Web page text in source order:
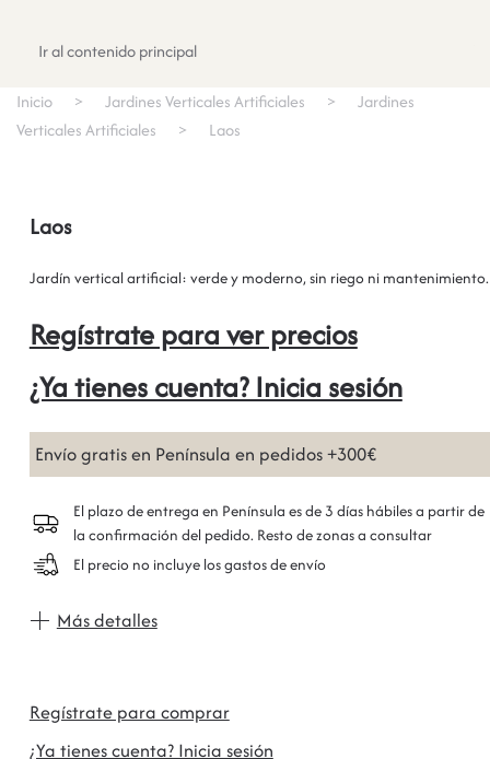
Ir al contenido principal
Inicio Jardines Verticales Artificiales
Jardines
Verticales Artificiales
Laos
Laos
Jardín vertical artificial: verde y moderno, sin riego ni mantenimiento.
Regístrate para ver precios
¿Ya tienes cuenta? Inicia sesión
Envío gratis en Península en pedidos +300€
El plazo de entrega en Península es de 3 días hábiles a partir de
la confirmación del pedido. Resto de zonas a consultar
El precio no incluye los gastos de envío
Más detalles
Regístrate para comprar
¿Ya tienes cuenta? Inicia sesión